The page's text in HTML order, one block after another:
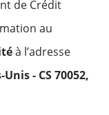
de Crédit
au
à l’adresse
- CS 70052,